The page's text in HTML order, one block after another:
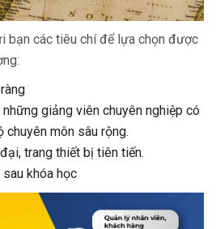
bạn các tiêu chí để lựa chọn được
giảng viên chuyên nghiệp có
chuyên môn sâu rộng.
trang thiết bị tiên tiến.
khóa học